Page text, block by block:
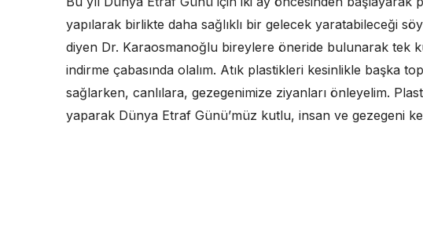
yapılarak birlikte daha sağlıklı bir gelecek yaratabileceği
diyen Dr. Karaosmanoğlu bireylere öneride bulunarak tek
indirme çabasında olalım. Atık plastikleri kesinlikle başka
sağlarken, canlılara, gezegenimize ziyanları önleyelim.
yaparak Dünya Etraf Günü’müz kutlu, insan ve gezegeni